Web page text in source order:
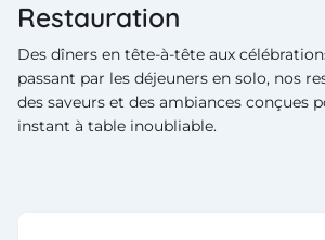
Restauration
Des dîners en tête-à-tête aux
passant par les déjeuners en solo, nos
des saveurs et des ambiances conçues
instant à table inoubliable.